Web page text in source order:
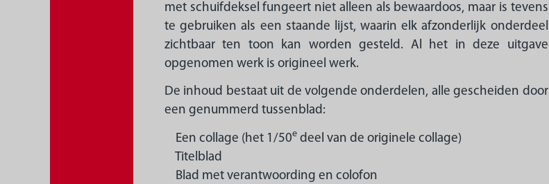
met schuifdeksel fungeert niet alleen als bewaardoos, maar is tevens
te gebruiken als een staande lijst, waarin elk afzonderlijk onderdeel
zichtbaar ten toon kan worden gesteld. Al het in deze uitgave
opgenomen werk is origineel werk.
De inhoud bestaat uit de volgende onderdelen, alle gescheiden door
een genummerd tussenblad:
Een collage (het 1/50e deel van de originele collage)
Titelblad
Blad met verantwoording en colofon